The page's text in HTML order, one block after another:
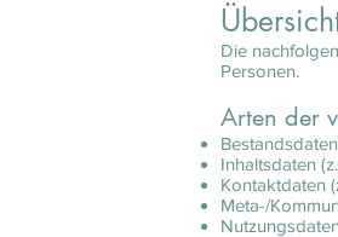
Die
Personen.
Arten der
Inhaltsdaten
Kontaktdaten
Meta-/